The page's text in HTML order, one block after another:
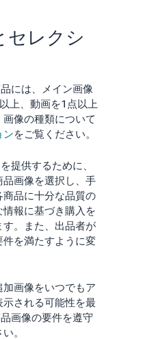
セレクシ
には、メイン画像
上、動画を1点以上
画像の種類について
ンをご覧ください。
提供するために、
画像を選択し、手
品に十分な品質の
報に基づき購入を
。また、出品者が
を満たすように変
画像をいつでもア
される可能性を最
画像の要件を遵守
。